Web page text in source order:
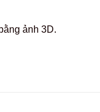
ảnh 3D.